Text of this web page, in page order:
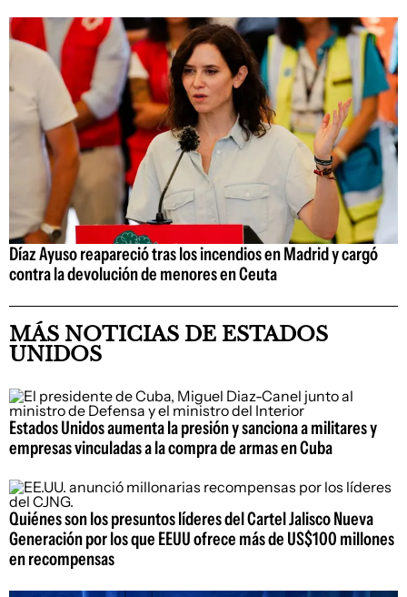
Díaz Ayuso reapareció tras los incendios en Madrid y cargó
contra la devolución de menores en Ceuta
MÁS NOTICIAS DE ESTADOS
UNIDOS
Estados Unidos aumenta la presión y sanciona a militares y
empresas vinculadas a la compra de armas en Cuba
Quiénes son los presuntos líderes del Cartel Jalisco Nueva
Generación por los que EEUU ofrece más de US$100 millones
en recompensas